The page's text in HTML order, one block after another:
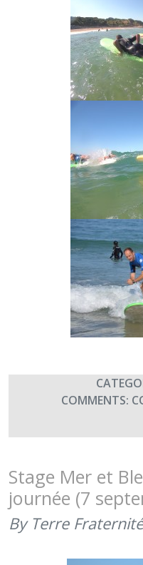
COMMENTS:
Stage Mer et
journée (7
By Terre